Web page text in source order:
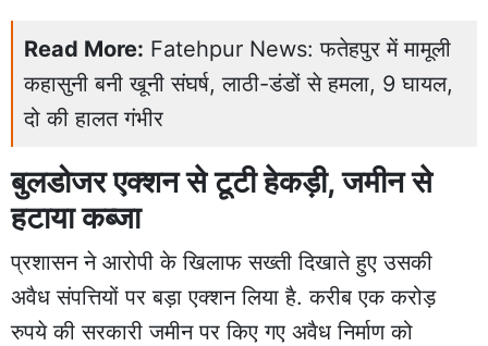
Read More: Fatehpur News: फतेहपुर में मामूली
कहासुनी बनी खूनी संघर्ष, लाठी-डंडों से हमला, 9 घायल,
दो की हालत गंभीर
बुलडोजर एक्शन से टूटी हेकड़ी, जमीन से
हटाया कब्जा
प्रशासन ने आरोपी के खिलाफ सख्ती दिखाते हुए उसकी
अवैध संपत्तियों पर बड़ा एक्शन लिया है. करीब एक करोड़
रुपये की सरकारी जमीन पर किए गए अवैध निर्माण को